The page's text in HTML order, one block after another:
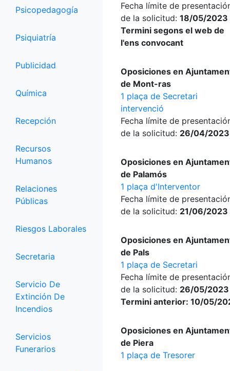
Psicopedagogía
Psiquiatría
Publicidad
Química
Recepción
Recursos
Humanos
Relaciones
Públicas
Riesgos Laborales
Secretaria
Servicio De
Extinción De
Incendios
Servicios
Funerarios
Fecha límite de
de la solicitud: 18/05/2023
Termini segons el web de
l'ens convocant
Oposiciones en
de Mont-ras
1 plaça de Secretari
intervenció
Fecha límite de
de la solicitud: 26/04/2023
Oposiciones en
de Palamós
1 plaça d'Interventor
Fecha límite de
de la solicitud: 21/06/2023
Oposiciones en
de Pals
1 plaça de Secretari
Fecha límite de
de la solicitud: 26/05/
Termini anterior: 10/05/
Oposiciones en
de Piera
1 plaça de Tresorer